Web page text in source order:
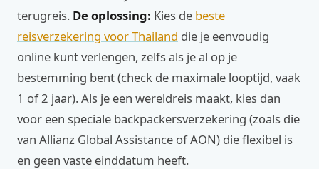
terugreis. De oplossing: Kies de beste
reisverzekering voor Thailand die je eenvoudig
online kunt verlengen, zelfs als je al op je
bestemming bent (check de maximale looptijd, vaak
1 of 2 jaar). Als je een wereldreis maakt, kies dan
voor een speciale backpackersverzekering (zoals die
van Allianz Global Assistance of AON) die flexibel is
en geen vaste einddatum heeft.